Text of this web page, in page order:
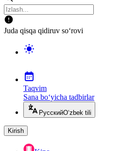
Juda qisqa qidiruv so‘rovi
Taqvim
Sana bo‘yicha tadbirlar
РусскийO‘zbek tili
Kirish